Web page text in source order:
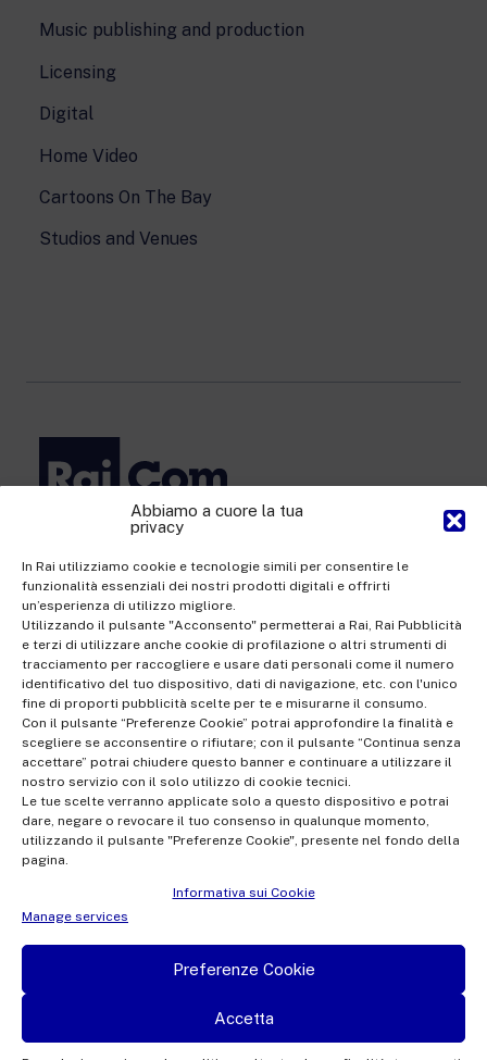
Abbiamo a cuore la tua
privacy
In Rai utilizziamo cookie e tecnologie simili per consentire le
funzionalità essenziali dei nostri prodotti digitali e offrirti
un’esperienza di utilizzo migliore.
Utilizzando il pulsante "Acconsento" permetterai a Rai, Rai Pubblicità
e terzi di utilizzare anche cookie di profilazione o altri strumenti di
tracciamento per raccogliere e usare dati personali come il numero
identificativo del tuo dispositivo, dati di navigazione, etc. con l'unico
fine di proporti pubblicità scelte per te e misurarne il consumo.
Con il pulsante “Preferenze Cookie” potrai approfondire la finalità e
scegliere se acconsentire o rifiutare; con il pulsante “Continua senza
accettare” potrai chiudere questo banner e continuare a utilizzare il
nostro servizio con il solo utilizzo di cookie tecnici.
Le tue scelte verranno applicate solo a questo dispositivo e potrai
dare, negare o revocare il tuo consenso in qualunque momento,
utilizzando il pulsante "Preferenze Cookie", presente nel fondo della
pagina.
Informativa sui Cookie
Manage services
Preferenze Cookie
Accetta
Music publishing and production
Licensing
Digital
Home Video
Cartoons On The Bay
Studios and Venues
Rai Com S.p.A. - Single-member company
Registered office Via Umberto Novaro, 18 00195 Rome
Share Capital €10,320,000.00 fully paid up | Data Protection
Officer: dporaicom@rai.it | Management and coordination: Rai -
Radiotelevisione italiana S.p.A.
Office of the Company Register of Rome | VAT no.
12865250158 | REA no. RM- 949207 | Rai Com 2022 - All rights
reserved | © Rai Com 2026 - Tutti i diritti riservati
Facebook
Privacy Policy